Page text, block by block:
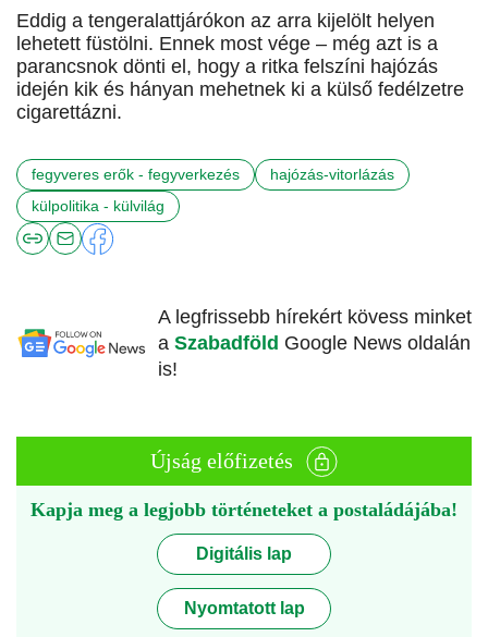
Eddig a tengeralattjárókon az arra kijelölt helyen
lehetett füstölni. Ennek most vége – még azt is a
parancsnok dönti el, hogy a ritka felszíni hajózás
idején kik és hányan mehetnek ki a külső fedélzetre
cigarettázni.
fegyveres erők - fegyverkezés
hajózás-vitorlázás
külpolitika - külvilág
A legfrissebb hírekért kövess minket
a Szabadföld Google News oldalán
is!
Újság előfizetés
Kapja meg a legjobb történeteket a postaládájába!
Digitális lap
Nyomtatott lap